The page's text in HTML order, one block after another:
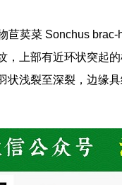
荬菜 Sonchus brac-
，上部有近环状突起
浅裂至深裂，边缘具